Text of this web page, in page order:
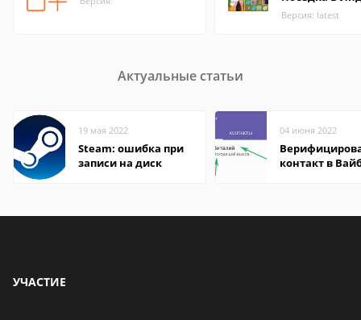
Версия: latest
Актуальные статьи
19 мая 2022
Steam: ошибка при
записи на диск
04 июня 2022
контакт в
УЧАСТИЕ